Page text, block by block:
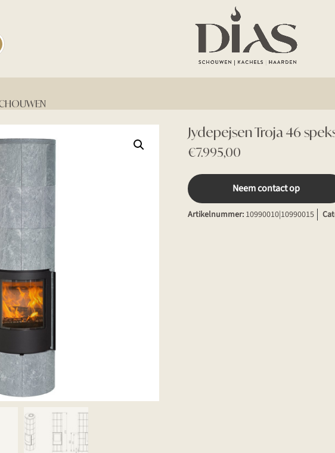
Jydepejsen Troja 46
€7.995,00
Neem contact op
Artikelnummer: 10990010|10990015